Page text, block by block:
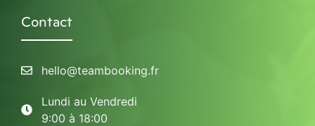
Contact
hello@teambooking.fr
Lundi au Vendredi
9:00 à 18:00